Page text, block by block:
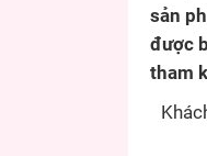
sản
được
tham